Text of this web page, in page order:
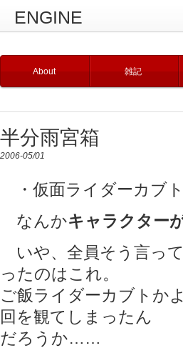
ENGINE
About 雑記
半分雨宮箱
2006-05/01
・仮面ライダーカブ
なんかキャラクター
いや、全員そう言っ
ったのはこれ。
ご飯ライダーカブトか
回を観てしまったん
だろうか……